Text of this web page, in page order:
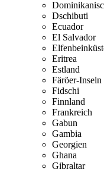
Dschibuti
Ecuador
El Salvador
Eritrea
Estland
Färöer-Inseln
Fidschi
Finnland
Frankreich
Gabun
Gambia
Georgien
Ghana
Gibraltar